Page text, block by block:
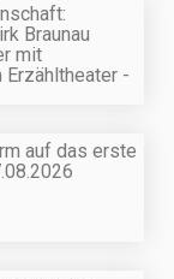
Braunau
mit
-
auf das erste